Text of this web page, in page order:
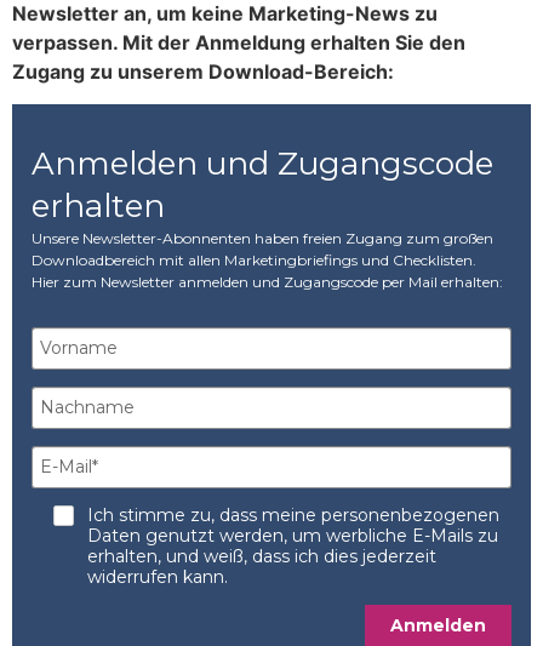
Newsletter an, um keine Marketing-News zu
verpassen. Mit der Anmeldung erhalten Sie den
Zugang zu unserem Download-Bereich:
Anmelden und Zugangscode
erhalten
Unsere Newsletter-Abonnenten haben freien Zugang zum großen
Downloadbereich mit allen Marketingbriefings und Checklisten.
Hier zum Newsletter anmelden und Zugangscode per Mail erhalten:
Ich stimme zu, dass meine personenbezogenen
Daten genutzt werden, um werbliche E-Mails zu
erhalten, und weiß, dass ich dies jederzeit
widerrufen kann.
Anmelden